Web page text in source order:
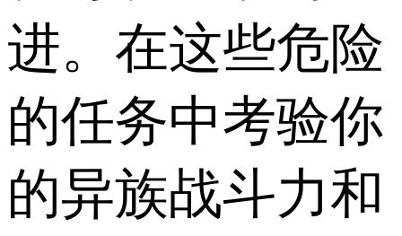
进。在这些危险
的任务中考验你
的异族战斗力和